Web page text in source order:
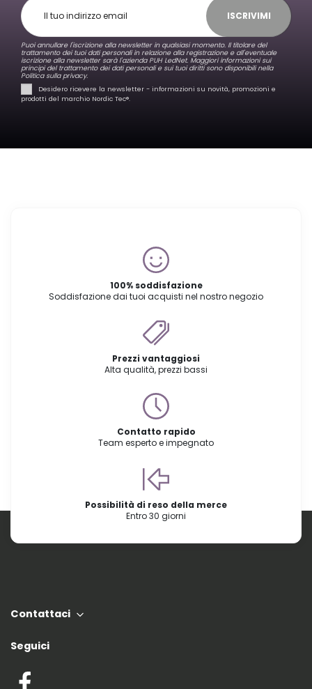
ISCRIVIMI
Puoi annullare l'iscrizione alla newsletter in qualsiasi momento. Il titolare del
trattamento dei tuoi dati personali in relazione alla registrazione e all'eventuale
iscrizione alla newsletter sarà l'azienda PUH LedNet. Maggiori informazioni sui
principi del trattamento dei dati personali e sui tuoi diritti sono disponibili nella
Politica sulla privacy.
Desidero ricevere la newsletter - informazioni su novità, promozioni e
prodotti del marchio Nordic Tec®️.
100% soddisfazione
Soddisfazione dai tuoi acquisti nel nostro negozio
Prezzi vantaggiosi
Alta qualità, prezzi bassi
Contatto rapido
Team esperto e impegnato
Possibilità di reso della merce
Entro 30 giorni
Contattaci
Seguici